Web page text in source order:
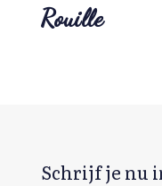
Rouille
Schrijf je nu